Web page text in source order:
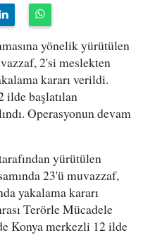
yönelik yürütülen
2'si meslekten
kararı verildi.
ilde başlatılan
Operasyonun devam
yürütülen
23'ü muvazzaf,
yakalama kararı
Terörle Mücadele
Konya merkezli 12 ilde